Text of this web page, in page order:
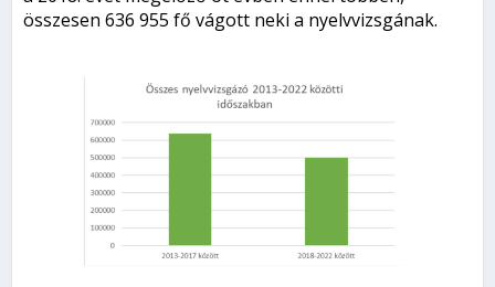
összesen 636 955 fő vágott neki a nyelvvizsgának.